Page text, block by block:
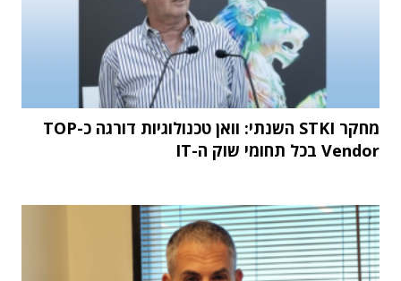
מחקר STKI השנתי: וואן טכנולוגיות דורגה כ-TOP
Vendor בכל תחומי שוק ה-IT